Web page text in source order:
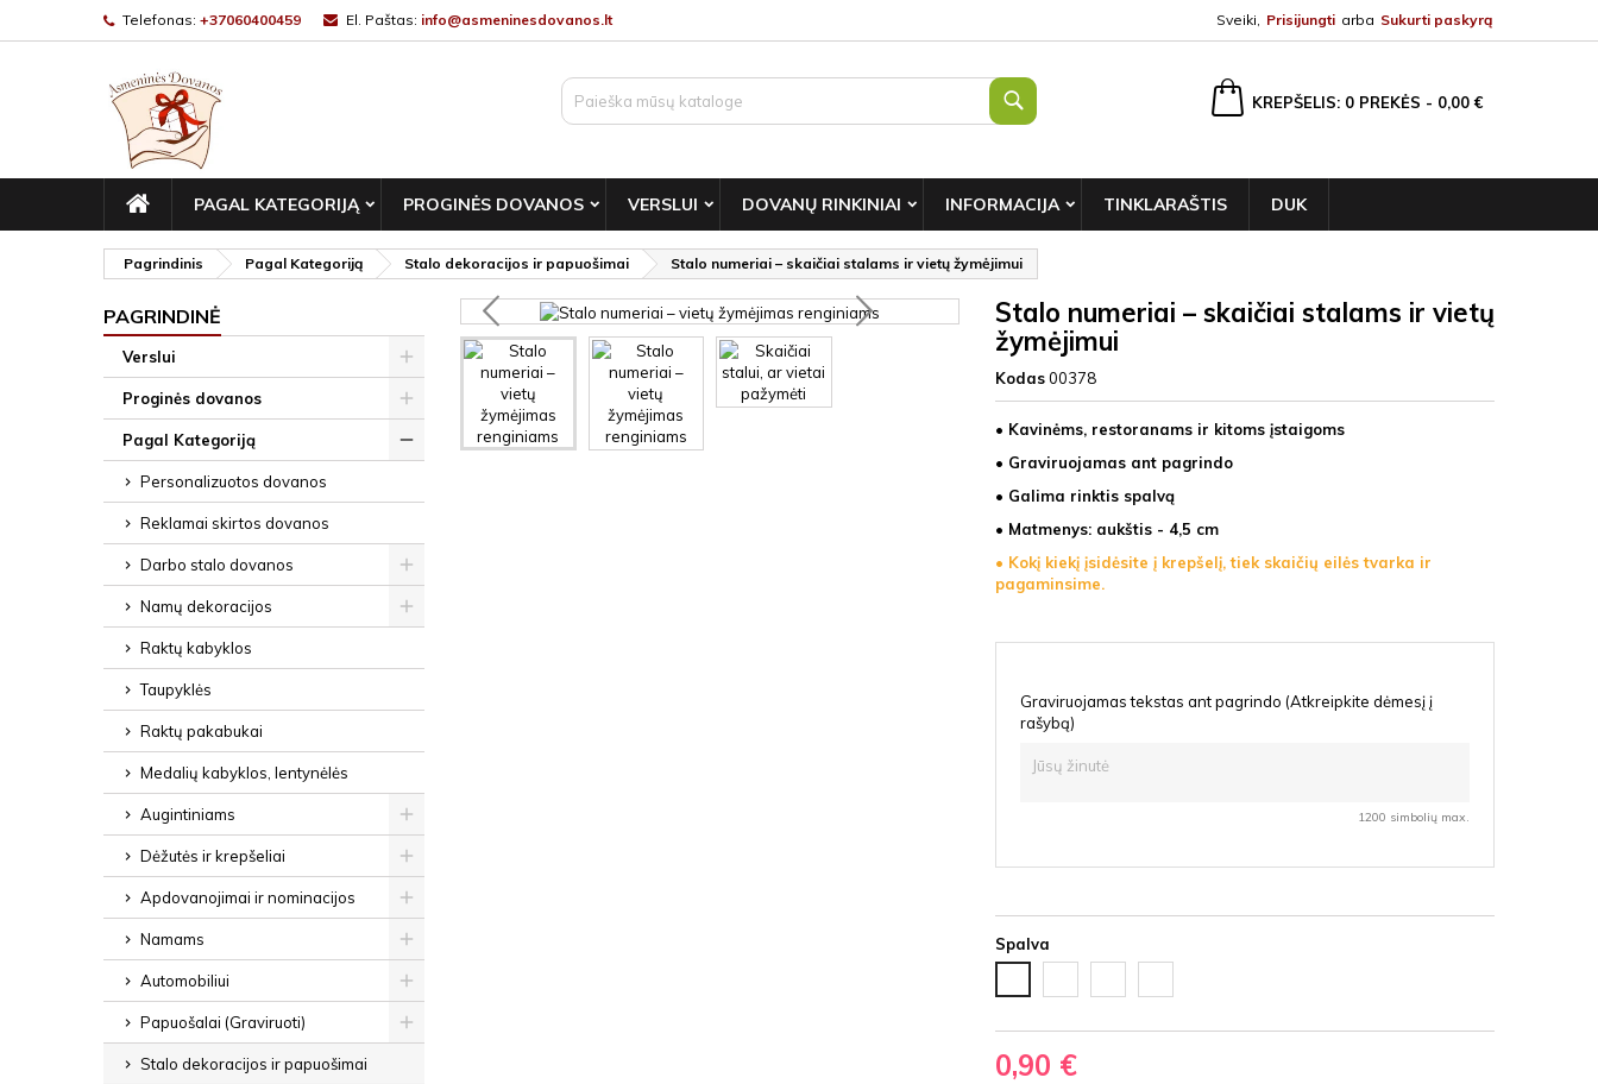
Telefonas: +37060400459 El. Paštas: info@asmeninesdovanos.lt Sveiki, Prisijungti arba Sukurti paskyrą
KREPŠELIS 0 PREKĖS - 0,00 €
PAGRINDINIS
PAGAL KATEGORIJĄ PROGINĖS DOVANOS VERSLUI DOVANŲ RINKINIAI INFORMACIJA TINKLARAŠTIS DUK
Pagrindinis Pagal Kategoriją Stalo dekoracijos ir papuošimai Stalo numeriai – skaičiai stalams ir vietų žymėjimui
PAGRINDINĖ
Verslui
Proginės dovanos
Pagal Kategoriją
Personalizuotos dovanos
Reklamai skirtos dovanos
Darbo stalo dovanos
Namų dekoracijos
Raktų kabyklos
Taupyklės
Raktų pakabukai
Medalių kabyklos, lentynėlės
Augintiniams
Dėžutės ir krepšeliai
Apdovanojimai ir nominacijos
Namams
Automobiliui
Papuošalai (Graviruoti)
Stalo dekoracijos ir papuošimai
Stalo numeriai – skaičiai stalams ir vietų
žymėjimui
Kodas00378
• Kavinėms, restoranams ir kitoms įstaigoms
• Graviruojamas ant pagrindo
• Galima rinktis spalvą
• Matmenys: aukštis - 4,5 cm
• Kokį kiekį įsidėsite į krepšelį, tiek skaičių eilės tvarka ir
pagaminsime.
Graviruojamas tekstas ant pagrindo (Atkreipkite dėmesį į
rašybą)
1200 simbolių max.
Spalva
HDF
HDF
latte
HDF
0,90 €